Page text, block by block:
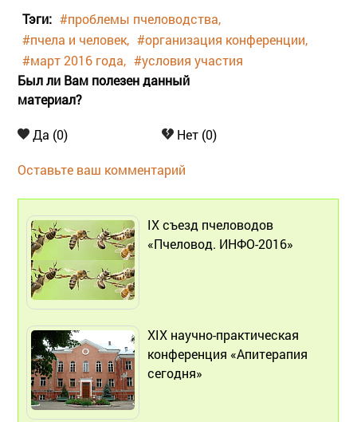
Тэги: #проблемы пчеловодства
#пчела и человек
#организация конференции
#март 2016 года
#условия участия
Был ли Вам полезен данный
материал?
Да (0) Нет (0)
Оставьте ваш комментарий
IX съезд пчеловодов
«Пчеловод. ИНФО-2016»
ХIX научно-практическая
конференция «Апитерапия
сегодня»